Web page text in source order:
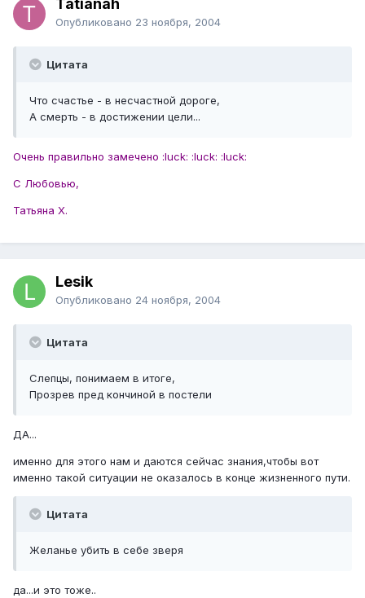
Tatianah
Опубликовано 23 ноября, 2004
Цитата
Что счастье - в несчастной дороге,
А смерть - в достижении цели...
Очень правильно замечено :luck: :luck: :luck:
С Любовью,
Татьяна Х.
Lesik
Опубликовано 24 ноября, 2004
Цитата
Слепцы, понимаем в итоге,
Прозрев пред кончиной в постели
ДА...
именно для этого нам и даются сейчас знания,чтобы вот
именно такой ситуации не оказалось в конце жизненного пути.
Цитата
Желанье убить в себе зверя
да...и это тоже..